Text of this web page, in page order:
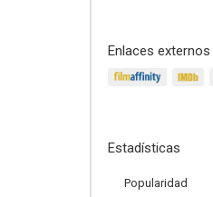
Enlaces externos
Estadísticas
Popularidad